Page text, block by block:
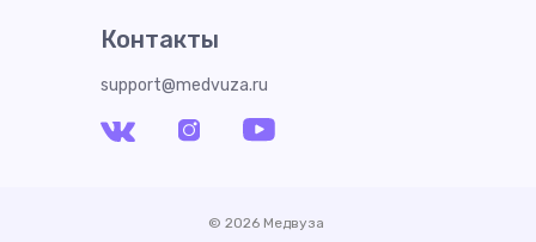
Контакты
support@medvuza.ru
© 2026 Медвуза